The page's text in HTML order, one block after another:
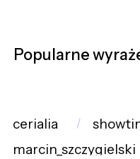
Popularne
cerialia
marcin_szczygielski